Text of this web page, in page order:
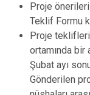
Proje
Teklif Formu
Proje
ortamında bir
Şubat ayı
Gönderilen